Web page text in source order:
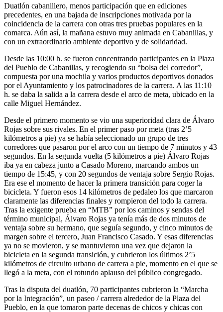
Duatlón cabanillero, menos participación que en ediciones
precedentes, en una bajada de inscripciones motivada por la
coincidencia de la carrera con otras tres pruebas populares en la
comarca. Aún así, la mañana estuvo muy animada en Cabanillas, y
con un extraordinario ambiente deportivo y de solidaridad.
Desde las 10:00 h. se fueron concentrando participantes en la Plaza
del Pueblo de Cabanillas, y recogiendo su “bolsa del corredor”,
compuesta por una mochila y varios productos deportivos donados
por el Ayuntamiento y los patrocinadores de la carrera. A las 11:10
h. se daba la salida a la carrera desde el arco de meta, ubicado en la
calle Miguel Hernández.
Desde el primero momento se vio una superioridad clara de Álvaro
Rojas sobre sus rivales. En el primer paso por meta (tras 2’5
kilómetros a pie) ya se había seleccionado un grupo de tres
corredores que pasaron por el arco con un tiempo de 7 minutos y 43
segundos. En la segunda vuelta (5 kilómetros a pie) Álvaro Rojas
iba ya en cabeza junto a Casado Moreno, marcando ambos un
tiempo de 15:45, y con 20 segundos de ventaja sobre Sergio Rojas.
Era ese el momento de hacer la primera transición para coger la
bicicleta. Y fueron esos 14 kilómetros de pedaleo los que marcaron
claramente las diferencias finales y rompieron del todo la carrera.
Tras la exigente prueba en “MTB” por los caminos y sendas del
término municipal, Álvaro Rojas ya tenía más de dos minutos de
ventaja sobre su hermano, que seguía segundo, y cinco minutos de
margen sobre el tercero, Juan Francisco Casado. Y esas diferencias
ya no se movieron, y se mantuvieron una vez que dejaron la
bicicleta en la segunda transición, y cubrieron los últimos 2’5
kilómetros de circuito urbano de carrera a pie, momento en el que se
llegó a la meta, con el rotundo aplauso del público congregado.
Tras la disputa del duatlón, 70 participantes cubrieron la “Marcha
por la Integración”, un paseo / carrera alrededor de la Plaza del
Pueblo, en la que tomaron parte decenas de chicos y chicas con